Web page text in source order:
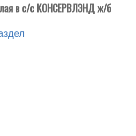
в с/с КОНСЕРВЛЭНД ж/б